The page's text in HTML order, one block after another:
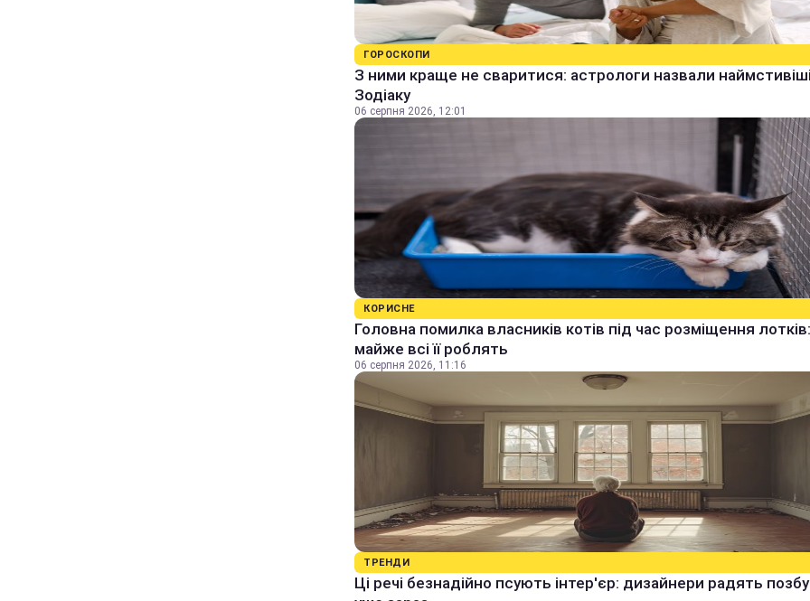
ГОРОСКОПИ
З ними краще не сваритися: астрологи назвали
Зодіаку
06 серпня 2026, 12:01
КОРИСНЕ
Головна помилка власників котів під час розміщення лотків:
майже всі її роблять
06 серпня 2026, 11:16
ТРЕНДИ
Ці речі безнадійно псують інтер'єр: дизайнери радять